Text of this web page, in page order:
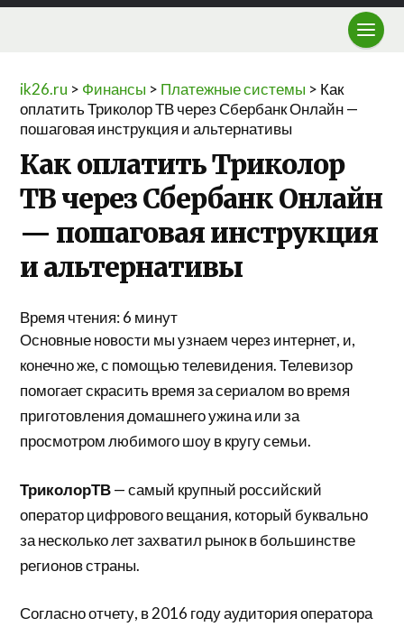
ik26.ru > Финансы > Платежные системы > Как
оплатить Триколор ТВ через Сбербанк Онлайн —
пошаговая инструкция и альтернативы
Как оплатить Триколор
ТВ через Сбербанк Онлайн
— пошаговая инструкция
и альтернативы
Время чтения:6 минут
Основные новости мы узнаем через интернет, и,
конечно же, с помощью телевидения. Телевизор
помогает скрасить время за сериалом во время
приготовления домашнего ужина или за
просмотром любимого шоу в кругу семьи.
ТриколорТВ— самый крупный российский
оператор цифрового вещания, который буквально
за несколько лет захватил рынок в большинстве
регионов страны.
Согласно отчету, в 2016 году аудитория оператора